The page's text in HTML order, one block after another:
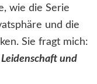
wie die Serie
und die
Sie fragt mich:
Leidenschaft und